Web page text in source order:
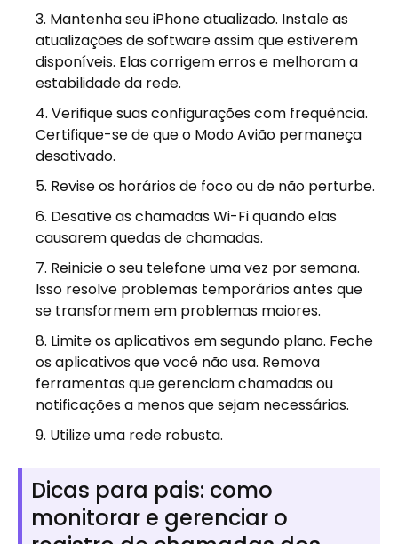
Mantenha seu iPhone atualizado. Instale as
atualizações de software assim que estiverem
disponíveis. Elas corrigem erros e melhoram a
estabilidade da rede.
Verifique suas configurações com frequência.
Certifique-se de que o Modo Avião permaneça
desativado.
Revise os horários de foco ou de não perturbe.
Desative as chamadas Wi-Fi quando elas
causarem quedas de chamadas.
Reinicie o seu telefone uma vez por semana.
Isso resolve problemas temporários antes que
se transformem em problemas maiores.
Limite os aplicativos em segundo plano. Feche
os aplicativos que você não usa. Remova
ferramentas que gerenciam chamadas ou
notificações a menos que sejam necessárias.
Utilize uma rede robusta.
Dicas para pais: como
monitorar e gerenciar o